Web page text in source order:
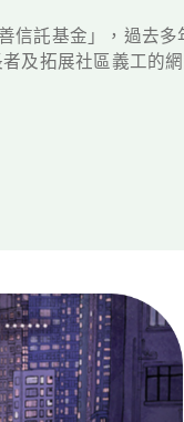
信託基金」，過去
及拓展社區義工的